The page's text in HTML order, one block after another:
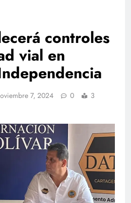
controles
vial en
7, 2024 0
3